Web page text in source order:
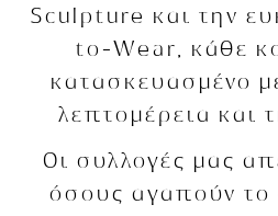
Sculpture και την
to-Wear, κάθε
κατασκευασμένο
λεπτομέρεια και
Οι συλλογές μας
όσους αγαπούν το